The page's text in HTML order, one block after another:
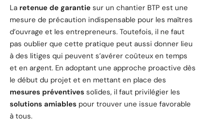
La retenue de garantie sur un chantier BTP est une
mesure de précaution indispensable pour les maîtres
d’ouvrage et les entrepreneurs. Toutefois, il ne faut
pas oublier que cette pratique peut aussi donner lieu
à des litiges qui peuvent s’avérer coûteux en temps
et en argent. En adoptant une approche proactive dès
le début du projet et en mettant en place des
mesures préventives solides, il faut privilégier les
solutions amiables pour trouver une issue favorable
à tous.